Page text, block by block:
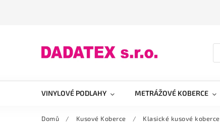
VINYLOVÉ PODLAHY METRÁŽOVÉ KOBERCE
Domů / Kusové Koberce / Klasické kusové koberce